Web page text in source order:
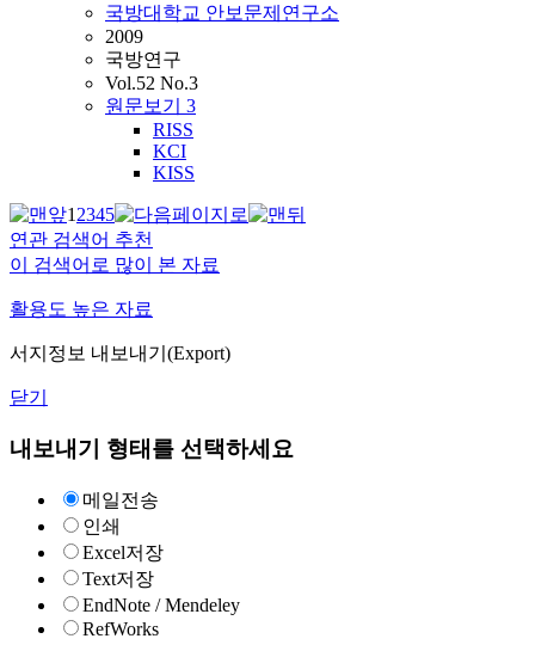
국방대학교 안보문제연구소
2009
국방연구
Vol.52 No.3
원문보기 3
RISS
KCI
KISS
12345
연관 검색어 추천
이 검색어로 많이 본 자료
활용도 높은 자료
서지정보 내보내기(Export)
닫기
내보내기 형태를 선택하세요
메일전송
인쇄
Excel저장
Text저장
EndNote / Mendeley
RefWorks